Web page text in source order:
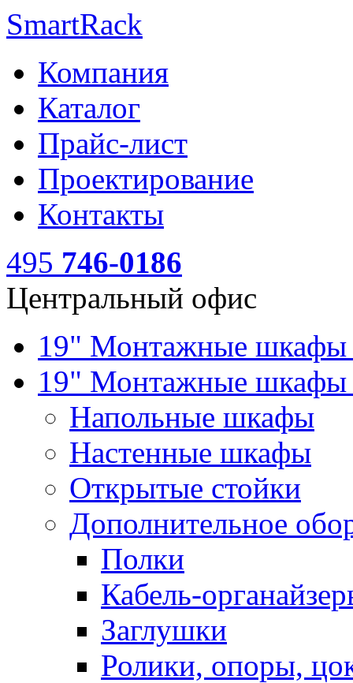
SmartRack
Компания
Каталог
Прайс-лист
Проектирование
Контакты
495 746-0186
Центральный офис
19" Монтажные
19" Монтажные шкафы
Напольные шкафы
Настенные шкафы
Открытые стойки
Дополнительное
Полки
Кабель-
Заглушки
Ролики, опоры,